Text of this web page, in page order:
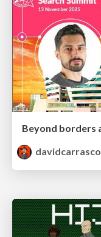
davidcarrasco